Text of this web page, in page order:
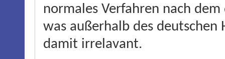
normales Verfahren nach
was außerhalb des
damit irrelavant.